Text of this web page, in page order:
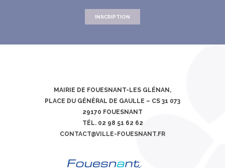
INSCRIPTION
MAIRIE DE FOUESNANT-LES GLÉNAN,
PLACE DU GÉNÉRAL DE GAULLE – CS 31 073
29170 FOUESNANT
TÉL. 02 98 51 62 62
CONTACT@VILLE-FOUESNANT.FR